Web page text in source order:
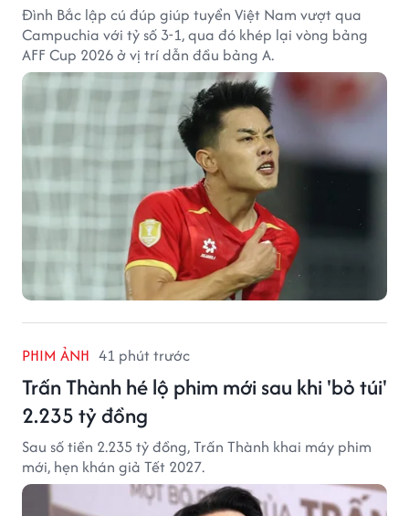
Đình Bắc lập cú đúp giúp tuyển Việt Nam vượt qua
Campuchia với tỷ số 3-1, qua đó khép lại vòng bảng
AFF Cup 2026 ở vị trí dẫn đầu bảng A.
PHIM ẢNH 41 phút trước
Trấn Thành hé lộ phim mới sau khi 'bỏ túi'
2.235 tỷ đồng
Sau số tiền 2.235 tỷ đồng, Trấn Thành khai máy phim
mới, hẹn khán giả Tết 2027.